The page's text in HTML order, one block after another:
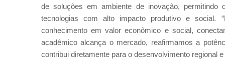
de soluções em ambiente de inovação, permitindo
tecnologias com alto impacto produtivo e social.
conhecimento em valor econômico e social,
acadêmico alcança o mercado, reafirmamos a
contribui diretamente para o desenvolvimento regional